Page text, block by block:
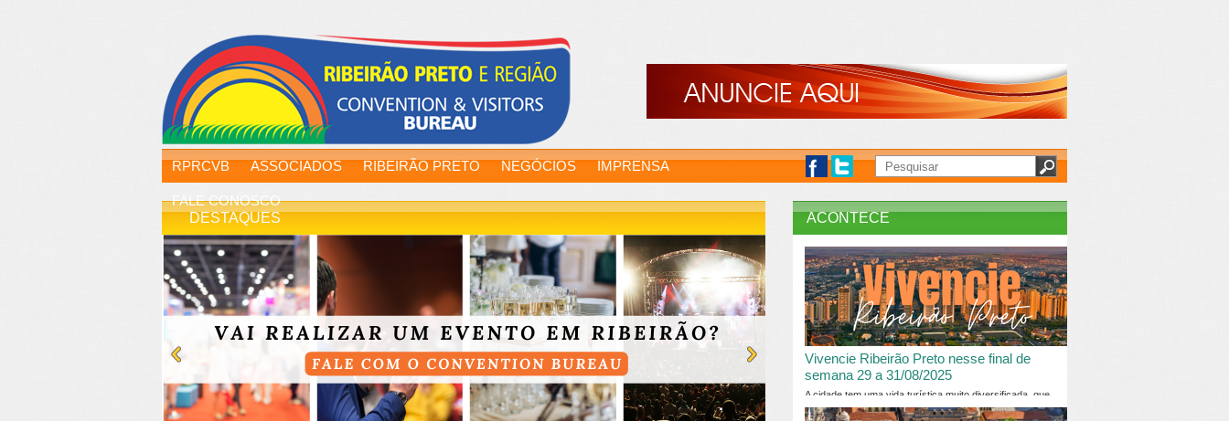
RPRCVB ASSOCIADOS RIBEIRÃO PRETO NEGÓCIOS IMPRENSA
FALE CONOSCO
DESTAQUES
ACONTECE
Vivencie Ribeirão Preto nesse final de
semana 29 a 31/08/2025
A cidade tem uma vida turística muito diversificada, que
vai desde o turismo de saude à contemplação de